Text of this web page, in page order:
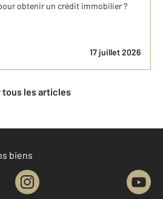
obtenir un crédit immobilier ?
17 juillet 2026
tous les articles
biens